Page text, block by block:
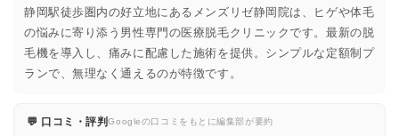
静岡駅徒歩圏内の好立地にあるメンズリゼ静岡院は、ヒゲや体毛
の悩みに寄り添う男性専門の医療脱毛クリニックです。最新の脱
毛機を導入し、痛みに配慮した施術を提供。シンプルな定額制プ
ランで、無理なく通えるのが特徴です。
💬 口コミ・評判Googleの口コミをもとに編集部が要約